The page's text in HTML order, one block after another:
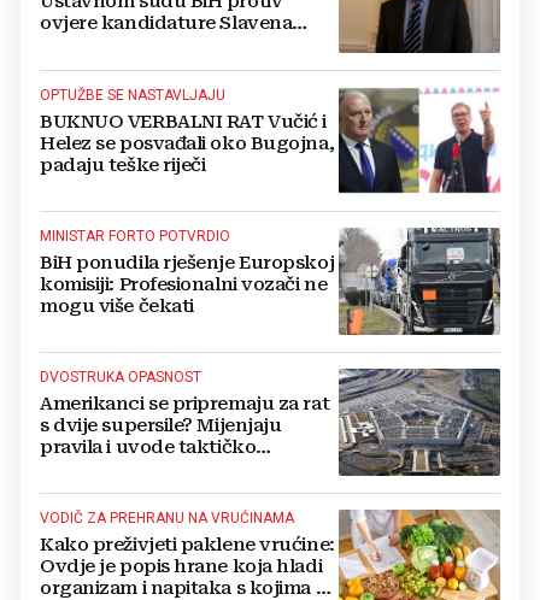
ovjere kandidature Slavena
OPTUŽBE SE NASTAVLJAJU
BUKNUO VERBALNI RAT Vučić i
Helez se posvađali oko Bugojna,
padaju teške riječi
MINISTAR FORTO POTVRDIO
BiH ponudila rješenje Europskoj
komisiji: Profesionalni vozači ne
mogu više čekati
DVOSTRUKA OPASNOST
Amerikanci se pripremaju za rat
s dvije supersile? Mijenjaju
pravila i uvode taktičko
VODIČ ZA PREHRANU NA VRUĆINAMA
Kako preživjeti paklene vrućine:
Ovdje je popis hrane koja hladi
organizam i napitaka s kojima si